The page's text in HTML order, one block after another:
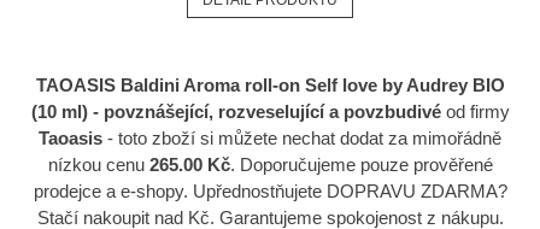
TAOASIS Baldini Aroma roll-on Self love by Audrey BIO
(10 ml) - povznášející, rozveselující a povzbudivéod firmy
Taoasis - toto zboží si můžete nechat dodat za mimořádně
nízkou cenu 265.00 Kč. Doporučujeme pouze prověřené
prodejce a e-shopy. Upřednostňujete DOPRAVU ZDARMA?
Stačí nakoupit nad Kč. Garantujeme spokojenost z nákupu.